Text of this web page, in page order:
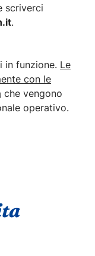
scriverci
.
in funzione. Le
con le
che vengono
operativo.